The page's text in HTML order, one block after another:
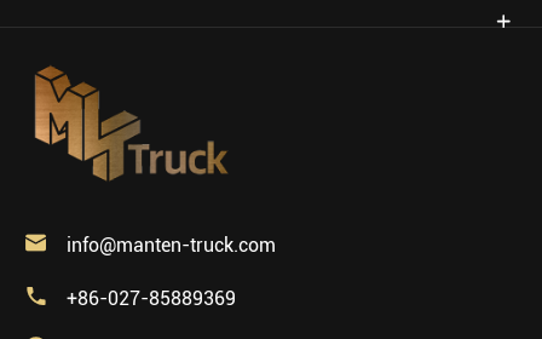
 info@manten-truck.com
 +86-027-85889369